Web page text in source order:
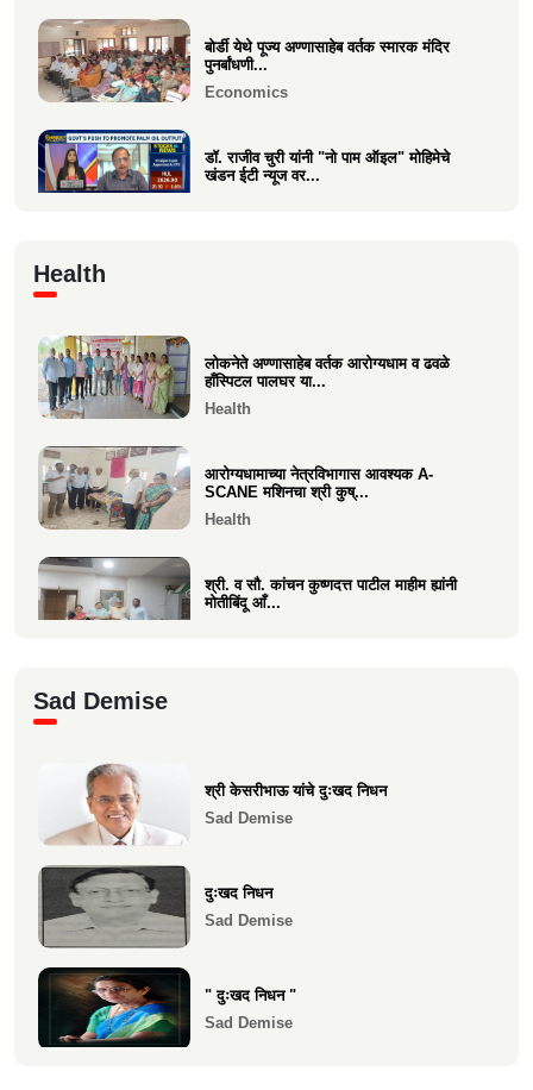
बोर्डी येथे पूज्य अण्णासाहेब वर्तक स्मारक मंदिर
पुनर्बांधणी...
Economics
डॉ. राजीव चुरी यांनी "नो पाम ऑइल" मोहिमेचे
खंडन ईटी न्यूज वर...
वसई विकास सहकारी बँकेचे अध्यक्ष आशय राऊत
Health
लोकनेते अण्णासाहेब वर्तक आरोग्यधाम व ढवळे
हाँस्पिटल पालघर या...
Health
आरोग्यधामाच्या नेत्रविभागास आवश्यक A-
SCANE मशिनचा श्री कुष्...
Health
श्री. व सौ. कांचन कुष्णदत्त पाटील माहीम ह्यांनी
मोतीबिंदू आँ...
माकुणसारच्या एस के पाटील विद्यामंदिरच्या सन
1983 च्या 10 वी...
Sad Demise
श्री केसरीभाऊ यांचे दुःखद निधन
Sad Demise
दुःखद निधन
Sad Demise
" दुःखद निधन "
Sad Demise